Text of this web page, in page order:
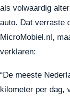
als volwaardig
auto. Dat verraste
MicroMobiel.nl,
verklaren:
“De meeste
kilometer per dag,